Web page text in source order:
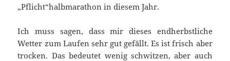
„Pflicht“halbmarathon in diesem Jahr.
Ich muss sagen, dass mir dieses endherbstliche
Wetter zum Laufen sehr gut gefällt. Es ist frisch aber
trocken. Das bedeutet wenig schwitzen, aber auch